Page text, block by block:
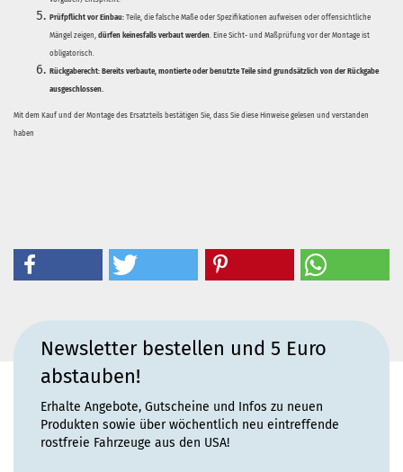
Prüfpflicht vor Einbau: Teile, die falsche Maße oder Spezifikationen aufweisen oder offensichtliche
Mängel zeigen, dürfen keinesfalls verbaut werden. Eine Sicht- und Maßprüfung vor der Montage ist
obligatorisch.
Rückgaberecht: Bereits verbaute, montierte oder benutzte Teile sind grundsätzlich von der Rückgabe
ausgeschlossen.
Mit dem Kauf und der Montage des Ersatzteils bestätigen Sie, dass Sie diese Hinweise gelesen und verstanden
haben
Newsletter bestellen und 5 Euro
abstauben!
Erhalte Angebote, Gutscheine und Infos zu neuen
Produkten sowie über wöchentlich neu eintreffende
rostfreie Fahrzeuge aus den USA!